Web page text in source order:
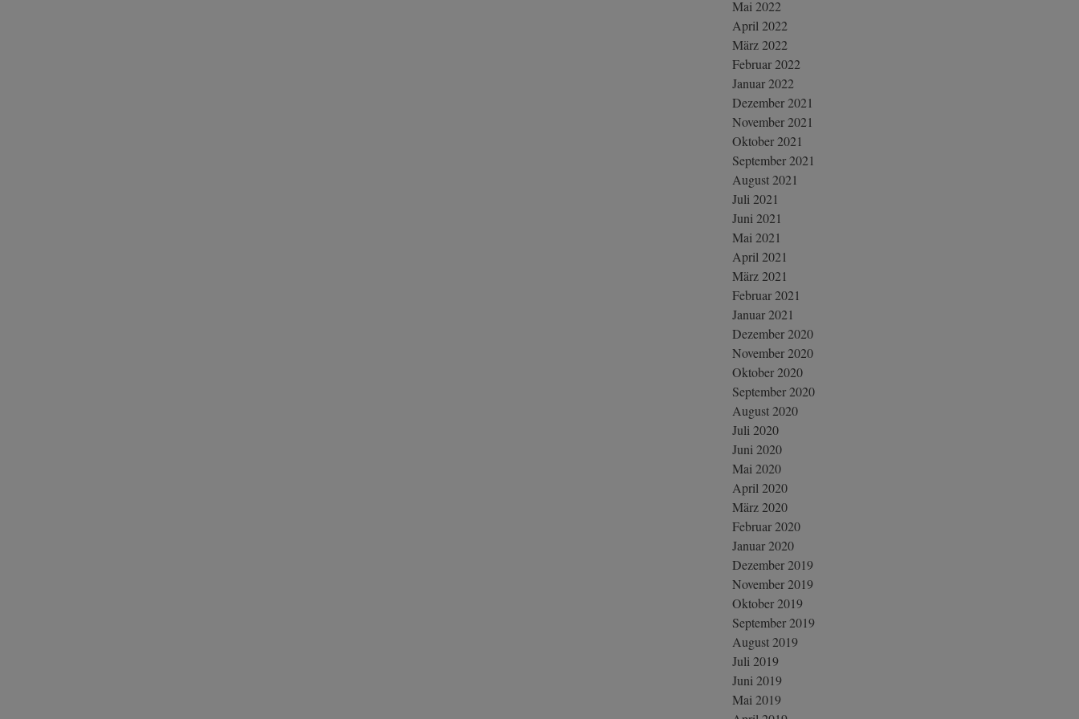
Mai 2022
April 2022
März 2022
Februar 2022
Januar 2022
Dezember 2021
November 2021
Oktober 2021
September 2021
August 2021
Juli 2021
Juni 2021
Mai 2021
April 2021
März 2021
Februar 2021
Januar 2021
Dezember 2020
November 2020
Oktober 2020
September 2020
August 2020
Juli 2020
Juni 2020
Mai 2020
April 2020
März 2020
Februar 2020
Januar 2020
Dezember 2019
November 2019
Oktober 2019
September 2019
August 2019
Juli 2019
Juni 2019
Mai 2019